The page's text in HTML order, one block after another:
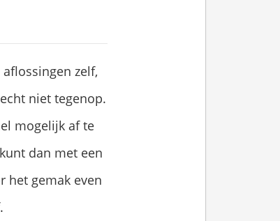
zelf,
niet tegenop.
mogelijk af te
dan met een
het gemak even